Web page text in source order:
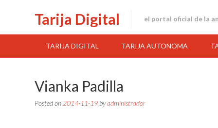
Tarija Digital el portal oficial de la
TARIJA DIGITAL TARIJA AUTONOMA
Vianka Padilla
Posted on 2014-11-19 byadministrador